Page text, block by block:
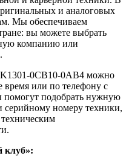
и аналоговых
Мы обеспечиваем
вы можете выбрать
компанию или
0CB10-0AB4 можно
время или по телефону с
подобрать нужную
серийному номеру техники,
клуб»: